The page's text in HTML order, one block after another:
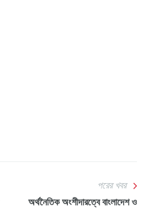
পরের খবর
অর্থনৈতিক অংশীদারত্বে বাংলাদেশ ও